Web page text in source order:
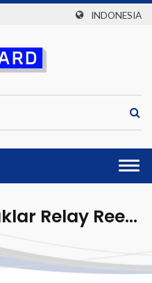
INDONESIA
Relay Reed
Inc.